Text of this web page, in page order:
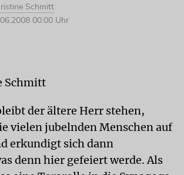
Schmitt
00:00 Uhr
Schmitt
der ältere Herr stehen,
vielen jubelnden Menschen auf
erkundigt sich dann
denn hier gefeiert werde. Als